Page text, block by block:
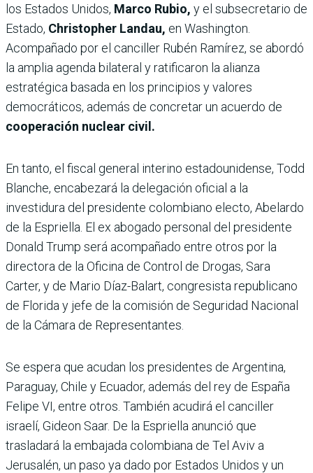
los Estados Unidos, Marco Rubio, y el subsecretario de
Estado, Christopher Landau, en Washington.
Acompañado por el canciller Rubén Ramírez, se abordó
la amplia agenda bilateral y ratificaron la alianza
estratégica basada en los principios y valores
democráticos, además de concretar un acuerdo de
cooperación nuclear civil.
En tanto, el fiscal general interino estadounidense, Todd
Blanche, encabezará la delegación oficial a la
investidura del presidente colombiano electo, Abelardo
de la Espriella. El ex abogado personal del presidente
Donald Trump será acompañado entre otros por la
directora de la Oficina de Control de Drogas, Sara
Carter, y de Mario Díaz-Balart, congresista republicano
de Florida y jefe de la comisión de Seguridad Nacional
de la Cámara de Representantes.
Se espera que acudan los presidentes de Argentina,
Paraguay, Chile y Ecuador, además del rey de España
Felipe VI, entre otros. También acudirá el canciller
israelí, Gideon Saar. De la Espriella anunció que
trasladará la embajada colombiana de Tel Aviv a
Jerusalén, un paso ya dado por Estados Unidos y un